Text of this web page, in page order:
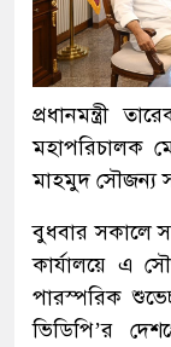
প্রধানমন্ত্রী
মহাপরিচালক
মাহমুদ সৌজন্য
বুধবার সকালে
কার্যালয়ে এ
পারস্পরিক
ভিডিপি’র